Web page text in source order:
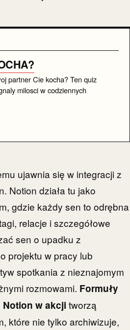
partner Cie kocha? Ten quiz
milosci w codziennych
ujawnia się w integracji z
Notion działa tu jako
gdzie każdy sen to odrębna
relacje i szczegółowe
sen o upadku z
projektu w pracy lub
spotkania z nieznajomym
rozmowami. Formuły
w akcji tworzą
które nie tylko archiwizuje,